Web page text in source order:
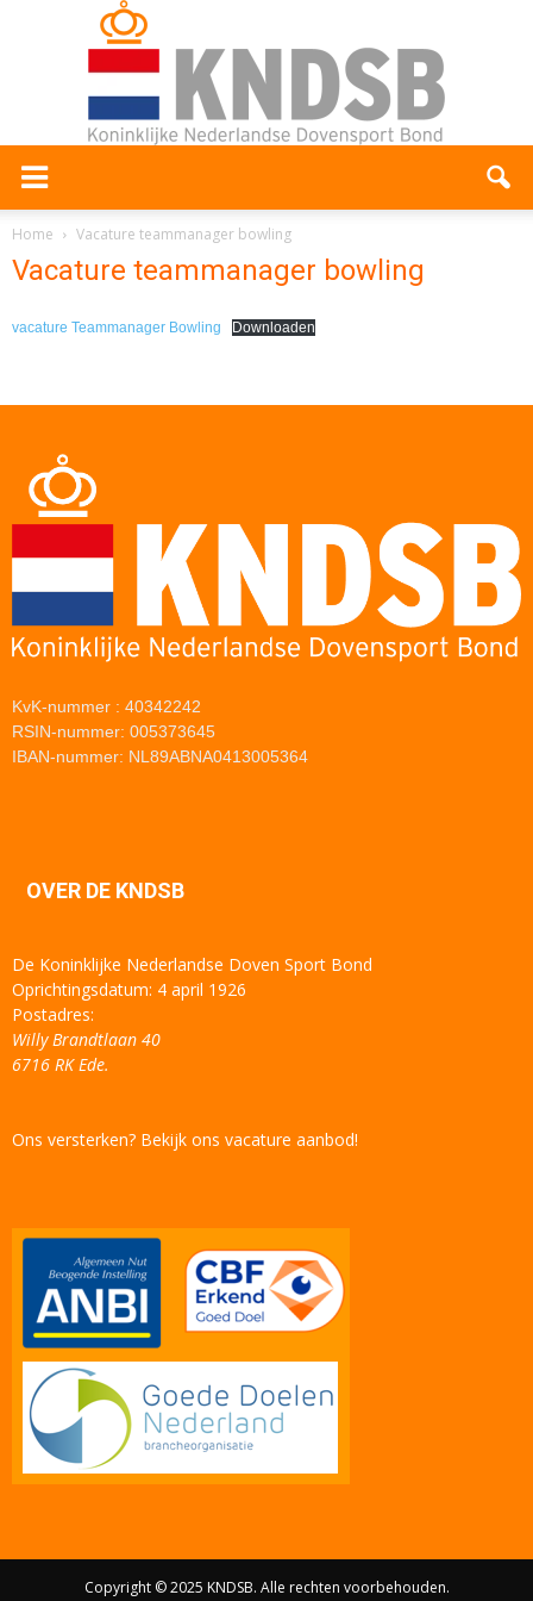
Home Vacature teammanager bowling
Vacature teammanager bowling
vacature Teammanager Bowling Downloaden
KvK-nummer : 40342242
RSIN-nummer: 005373645
IBAN-nummer: NL89ABNA0413005364
OVER DE KNDSB
De Koninklijke Nederlandse Doven Sport Bond
Oprichtingsdatum: 4 april 1926
Postadres:
Willy Brandtlaan 40
6716 RK Ede.
Ons versterken? Bekijk ons vacature aanbod!
Copyright © 2025 KNDSB. Alle rechten voorbehouden.